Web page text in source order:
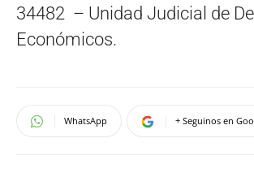
34482 – Unidad Judicial de
Económicos.
WhatsApp + Seguinos en